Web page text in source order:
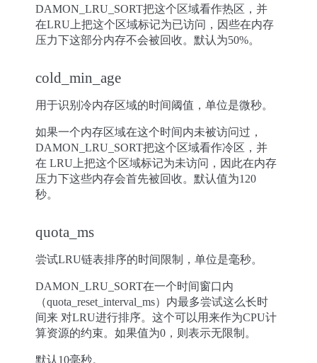
DAMON_LRU_SORT把这个区域看作热区，并
在LRU上把这个区域标记为已访问，因些在内存
压力下这部分内存不会被回收。默认为50%。
cold_min_age
用于识别冷内存区域的时间阈值，单位是微秒。
如果一个内存区域在这个时间内未被访问过，
DAMON_LRU_SORT把这个区域看作冷区，并
在 LRU上把这个区域标记为未访问，因此在内存
压力下这些内存会首先被回收。默认值为120
秒。
quota_ms
尝试LRU链表排序的时间限制，单位是毫秒。
DAMON_LRU_SORT在一个时间窗口内
（quota_reset_interval_ms）内最多尝试这么长时
间来 对LRU进行排序。这个可以用来作为CPU计
算资源的约束。如果值为0，则表示无限制。
默认10毫秒。